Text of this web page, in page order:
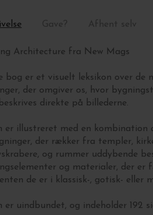
Architecture fra New Mags
bog er et visuelt leksikon over de
der omgiver os, hvor
direkte på billederne.
er illustreret med en
der rækker fra templer,
og rummer uddybende
og materialer, der er
de er i klassisk-, gotisk- eller
er uindbundet, og indeholder 192